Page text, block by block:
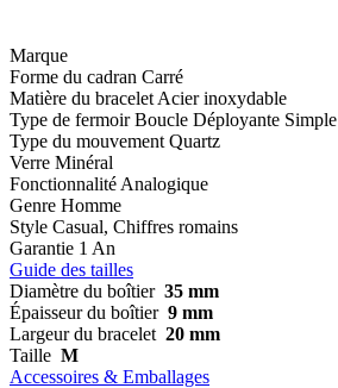
Marque
Forme du cadran Carré
Matière du bracelet Acier inoxydable
Type de fermoir Boucle Déployante Simple
Type du mouvement Quartz
Verre Minéral
Fonctionnalité Analogique
Genre Homme
Style Casual, Chiffres romains
Garantie 1 An
Guide des tailles
Diamètre du boîtier 35 mm
Épaisseur du boîtier 9 mm
Largeur du bracelet 20 mm
Taille M
Accessoires & Emballages